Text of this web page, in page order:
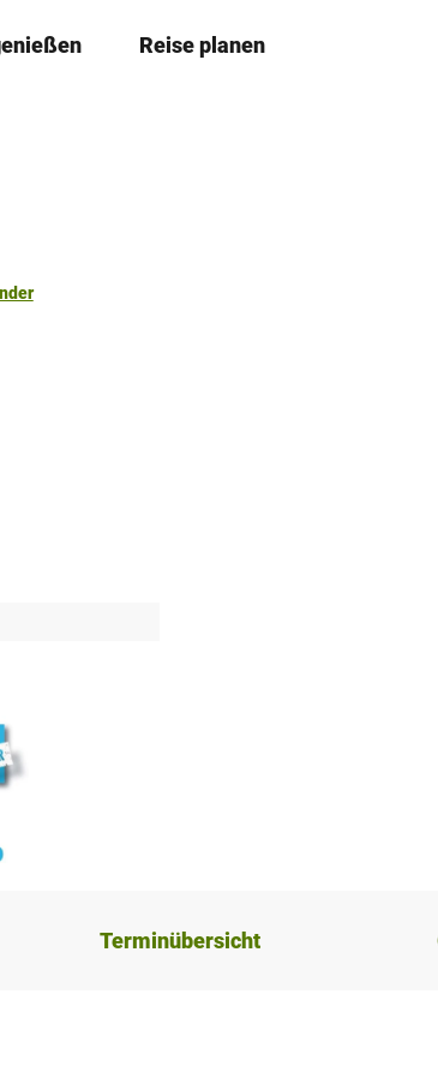
Reise planen
Terminübersicht